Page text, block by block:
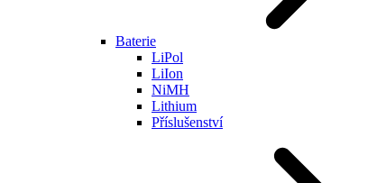
Baterie
LiPol
LiIon
NiMH
Lithium
Příslušenství